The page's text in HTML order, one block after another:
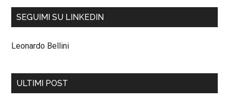
SEGUIMI SU LINKEDIN
Leonardo Bellini
ULTIMI POST